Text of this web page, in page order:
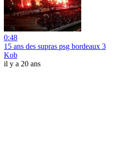
0:48
15 ans des supras psg bordeaux 3
Kob
il y a 20 ans